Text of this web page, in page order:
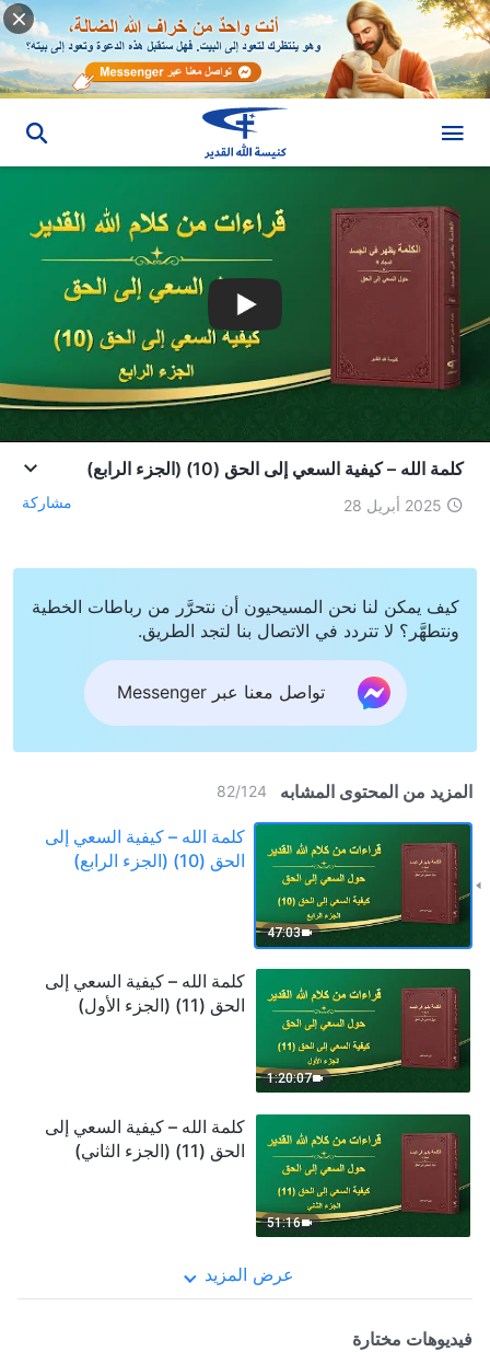
كلمة الله – كيفية السعي إلى الحق (10) (الجزء الرابع)
2025 أبريل 28 مشاركة
كيف يمكن لنا نحن المسيحيون أن نتحرَّر من رباطات الخطية
ونتطهَّر؟ لا تتردد في الاتصال بنا لتجد الطريق.
تواصل معنا عبر Messenger
المزيد من المحتوى المشابه 82/124
47:03
كلمة الله – كيفية السعي إلى
الحق (10) (الجزء الرابع)
1:20:07
كلمة الله – كيفية السعي إلى
الحق (11) (الجزء الأول)
51:16
كلمة الله – كيفية السعي إلى
الحق (11) (الجزء الثاني)
عرض المزيد
فيديوهات مختارة